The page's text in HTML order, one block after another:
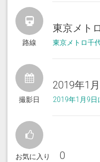
路線
東京メト
東京メトロ千
撮影日
2019年1
2019年1月9日
お気に入り 0